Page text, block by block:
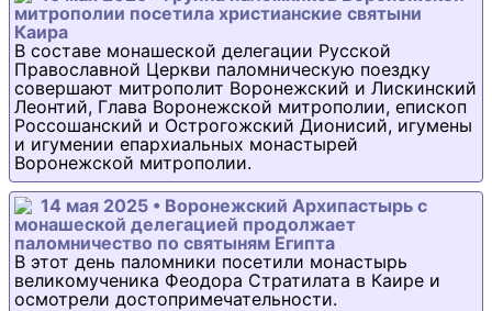
митрополии посетила христианские святыни
Каира
В составе монашеской делегации Русской
Православной Церкви паломническую поездку
совершают митрополит Воронежский и Лискинский
Леонтий, Глава Воронежской митрополии, епископ
Россошанский и Острогожский Дионисий, игумены
и игумении епархиальных монастырей
Воронежской митрополии.
14 мая 2025 • Воронежский Архипастырь с
монашеской делегацией продолжает
паломничество по святыням Египта
В этот день паломники посетили монастырь
великомученика Феодора Стратилата в Каире и
осмотрели достопримечательности.